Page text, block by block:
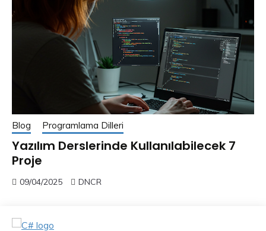
Blog Programlama Dilleri
Yazılım Derslerinde Kullanılabilecek 7
Proje
09/04/2025 DNCR